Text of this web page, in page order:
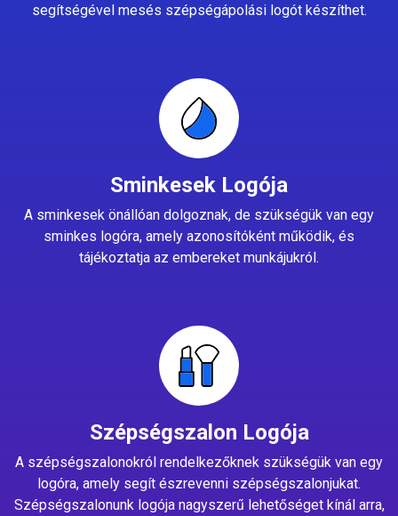
segítségével mesés szépségápolási logót készíthet.
Sminkesek Logója
A sminkesek önállóan dolgoznak, de szükségük van egy
sminkes logóra, amely azonosítóként működik, és
tájékoztatja az embereket munkájukról.
Szépségszalon Logója
A szépségszalonokról rendelkezőknek szükségük van egy
logóra, amely segít észrevenni szépségszalonjukat.
Szépségszalonunk logója nagyszerű lehetőséget kínál arra,